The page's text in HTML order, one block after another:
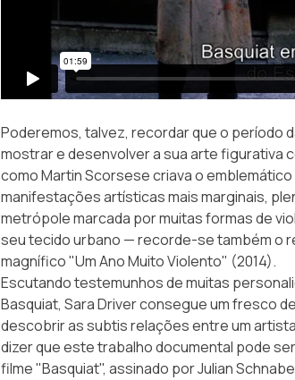
Poderemos, talvez, recordar que o período
mostrar e desenvolver a sua arte figurativa
como Martin Scorsese criava o emblemático
manifestações artísticas mais marginais,
metrópole marcada por muitas formas de
seu tecido urbano — recorde-se também o
magnífico "Um Ano Muito Violento" (2014).
Escutando testemunhos de muitas
Basquiat, Sara Driver consegue um fresco
descobrir as subtis relações entre um
dizer que este trabalho documental pode
filme"Basquiat", assinado por Julian